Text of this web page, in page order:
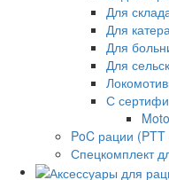
Для
Для катера
Для
Для
С
PoC рации
Спецкомплект